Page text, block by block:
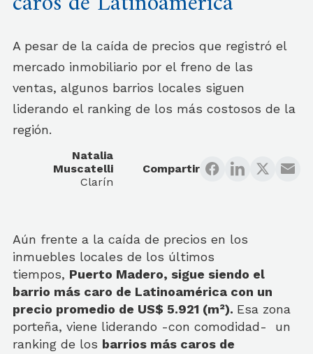
A pesar de la caída de precios que registró el
mercado inmobiliario por el freno de las
ventas, algunos barrios locales siguen
liderando el ranking de los más costosos de la
región.
Natalia
Muscatelli
Clarín
Compartir
Aún frente a la caída de precios en los
inmuebles locales de los últimos
tiempos, Puerto Madero, sigue siendo el
barrio más caro de Latinoamérica con un
precio promedio de US$ 5.921 (m²). Esa zona
porteña, viene liderando -con comodidad- un
ranking de los barrios más caros de